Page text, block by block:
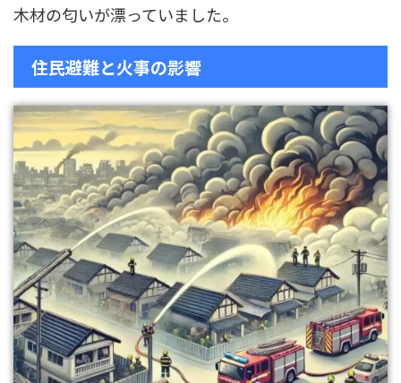
木材の匂いが漂っていました。
住民避難と火事の影響